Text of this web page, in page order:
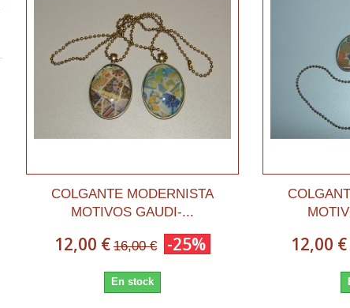
COLGANTE MODERNISTA
MOTIVOS GAUDI-...
12,00 € 16,00 € -25%
En stock
12,00 €